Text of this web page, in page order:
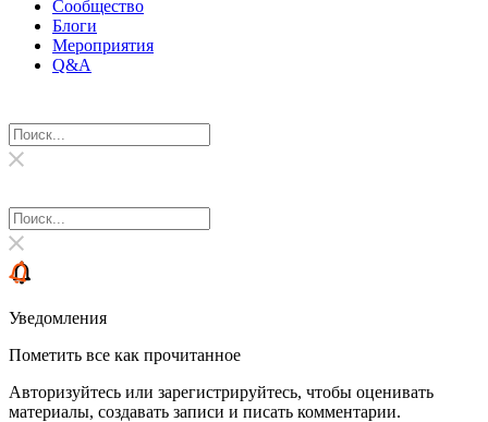
Сообщество
Блоги
Мероприятия
Q&A
Уведомления
Пометить все как прочитанное
Авторизуйтесь или зарегистрируйтесь, чтобы оценивать
материалы, создавать записи и писать комментарии.